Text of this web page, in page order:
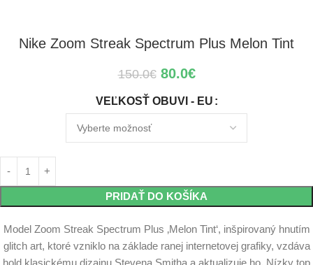
Nike Zoom Streak Spectrum Plus Melon Tint
150.0€ 80.0€
VEĽKOSŤ OBUVI - EU
PRIDAŤ DO KOŠÍKA
Model Zoom Streak Spectrum Plus ‚Melon Tint‘, inšpirovaný hnutím
glitch art, ktoré vzniklo na základe ranej internetovej grafiky, vzdáva